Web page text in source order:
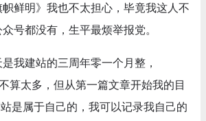
鲜明》我也不太担心，毕竟我这人不
号都没有，生平最烦举报党。
我建站的三周年零一个月整，
算太多，但从第一篇文章开始我的目
是属于自己的，我可以记录我自己的